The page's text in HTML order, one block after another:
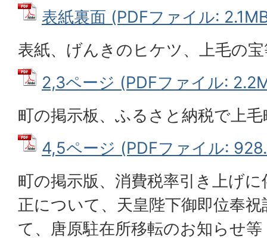
表紙裏面 (PDFファイル:
表紙、げんきのヒケツ、上毛の
2,3ページ (PDFファイル:
町の掲示板、ふるさと納税で上
4,5ページ (PDFファイル:
町の掲示版、消費税率引き上げ
正について、天皇陛下御即位奉
て、唐原駐在所移転のお知らせ等